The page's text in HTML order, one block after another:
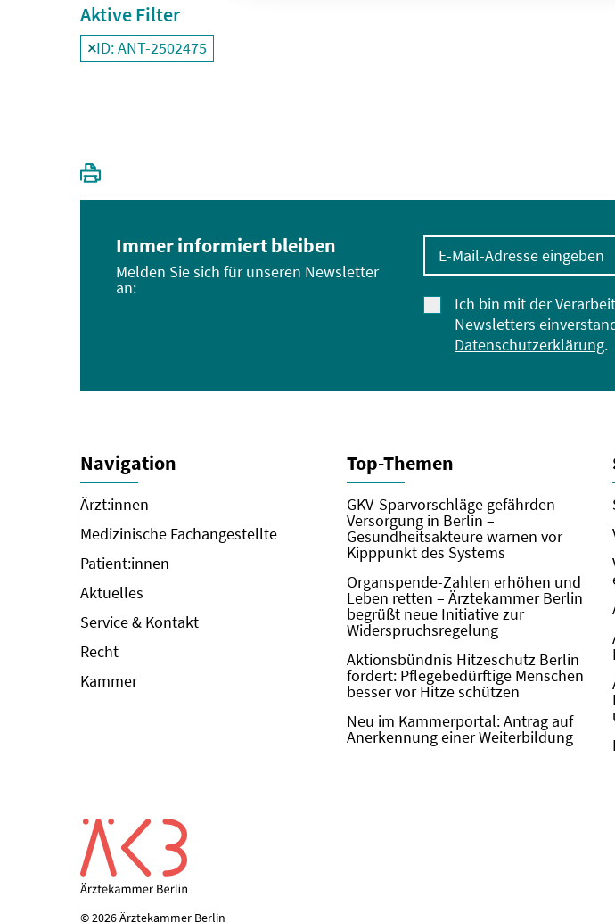
Aktive Filter
Filter
ID: ANT-2502475
deaktivieren und Suchergebnisse neu laden
Immer informiert bleiben
Melden Sie sich für unseren Newsletter
an:
E-Mail-Adresse eingeben
Ich bin mit der
Newsletters
Datenschutzerklärung.
Navigation
Ärzt:innen
Medizinische Fachangestellte
Patient:innen
Aktuelles
Service & Kontakt
Recht
Kammer
Top-Themen
GKV-Sparvorschläge gefährden
Versorgung in Berlin –
Gesundheitsakteure warnen vor
Kipppunkt des Systems
Organspende-Zahlen erhöhen und
Leben retten – Ärztekammer Berlin
begrüßt neue Initiative zur
Widerspruchsregelung
Aktionsbündnis Hitzeschutz Berlin
fordert: Pflegebedürftige Menschen
besser vor Hitze schützen
Neu im Kammerportal: Antrag auf
Anerkennung einer Weiterbildung
© 2026 Ärztekammer Berlin